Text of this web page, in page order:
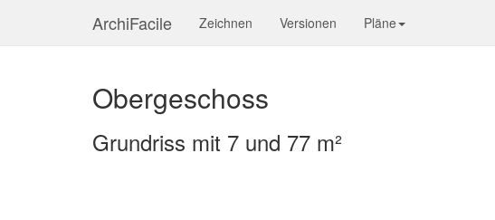
ArchiFacile Zeichnen Versionen Pläne
Obergeschoss
Grundriss mit 7 und 77 m²